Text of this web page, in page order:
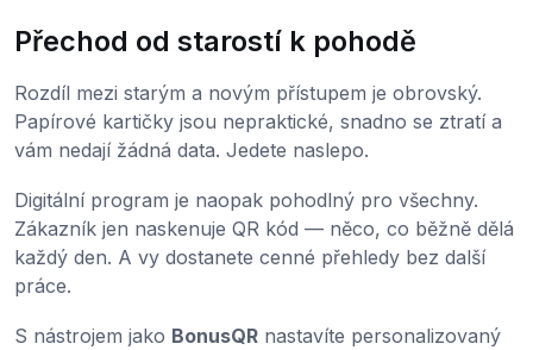
Přechod od starostí k pohodě
Rozdíl mezi starým a novým přístupem je obrovský.
Papírové kartičky jsou nepraktické, snadno se ztratí a
vám nedají žádná data. Jedete naslepo.
Digitální program je naopak pohodlný pro všechny.
Zákazník jen naskenuje QR kód — něco, co běžně dělá
každý den. A vy dostanete cenné přehledy bez další
práce.
S nástrojem jako BonusQR nastavíte personalizovaný